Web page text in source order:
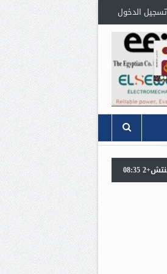
تسجيل الدخول
للبترول» تنظم لقاءً توعويًا حول 08:35